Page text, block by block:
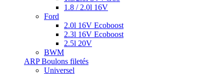
1.8 / 2.0l 16V
Ford
2.0l 16V Ecoboost
2.3l 16V Ecoboost
2.5l 20V
BWM
ARP Boulons filetés
Universel